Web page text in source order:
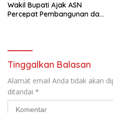
Wakil Bupati Ajak ASN
Percepat Pembangunan dan
Tinggalkan Balasan
Alamat email Anda tidak akan
ditandai *